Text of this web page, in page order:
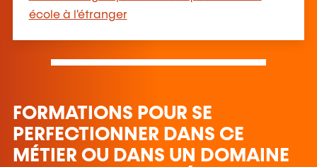
école à l'étranger
FORMATIONS POUR SE
PERFECTIONNER DANS CE
MÉTIER OU DANS UN DOMAINE